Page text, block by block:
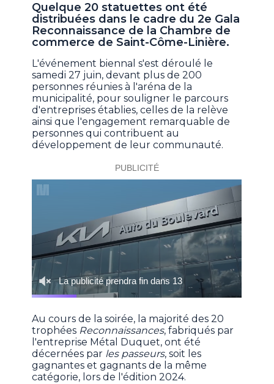
Quelque 20 statuettes ont été
distribuées dans le cadre du 2e Gala
Reconnaissance de la Chambre de
commerce de Saint-Côme-Linière.
L'événement biennal s'est déroulé le
samedi 27 juin, devant plus de 200
personnes réunies à l'aréna de la
municipalité, pour souligner le parcours
d'entreprises établies, celles de la relève
ainsi que l'engagement remarquable de
personnes qui contribuent au
développement de leur communauté.
Au cours de la soirée, la majorité des 20
trophées Reconnaissances, fabriqués par
l'entreprise Métal Duquet, ont été
décernées par les passeurs, soit les
gagnantes et gagnants de la même
catégorie, lors de l'édition 2024.